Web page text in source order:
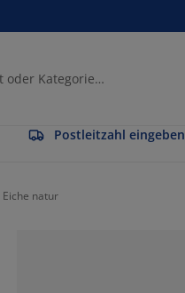
Postleitzahl eingeben
Eiche natur